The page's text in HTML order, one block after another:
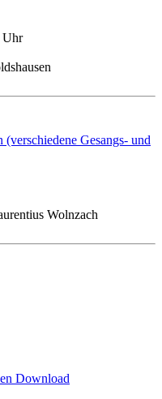
Uhr
Gesangs- und
Wolnzach
Download